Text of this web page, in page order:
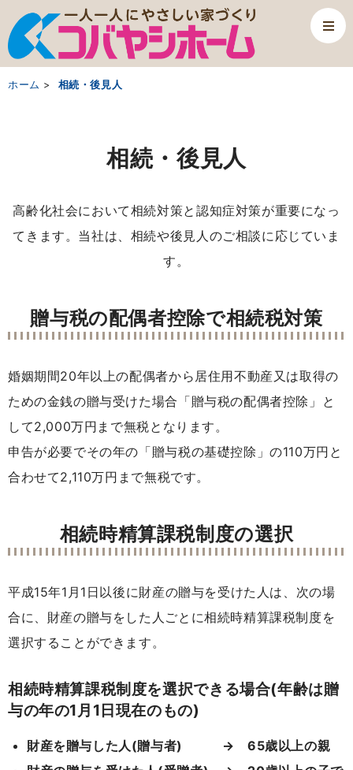
ホーム 相続・後見人
相続・後見人
高齢化社会において相続対策と認知症対策が重要になっ
てきます。当社は、相続や後見人のご相談に応じていま
す。
贈与税の配偶者控除で相続税対策
婚姻期間20年以上の配偶者から居住用不動産又は取得の
ための金銭の贈与受けた場合「贈与税の配偶者控除」と
して2,000万円まで無税となります。
申告が必要でその年の「贈与税の基礎控除」の110万円と
合わせて2,110万円まで無税です。
相続時精算課税制度の選択
平成15年1月1日以後に財産の贈与を受けた人は、次の場
合に、財産の贈与をした人ごとに相続時精算課税制度を
選択することができます。
相続時精算課税制度を選択できる場合(年齢は贈
与の年の1月1日現在のもの)
財産を贈与した人(贈与者) → 65歳以上の親